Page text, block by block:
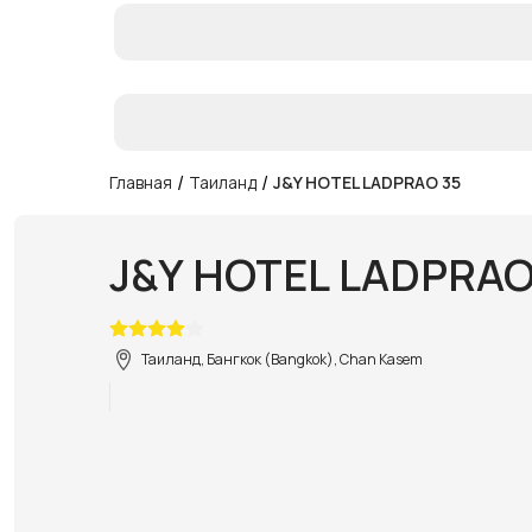
Главная / Таиланд / J&Y HOTEL LADPRAO 35
J&Y HOTEL
Таиланд, Бангкок (Bangkok), Chan Kasem